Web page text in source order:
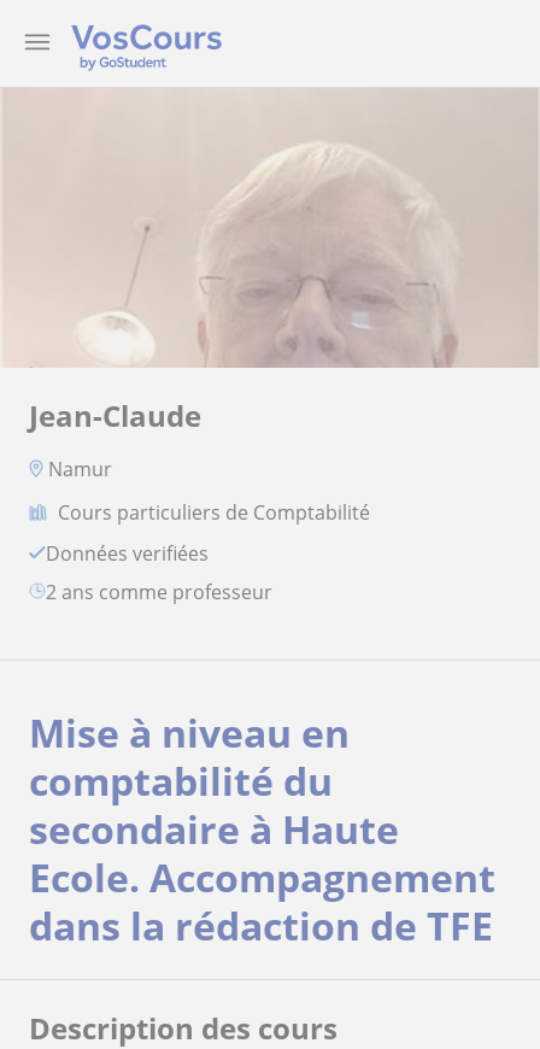
Jean-Claude
Namur
Cours particuliers de Comptabilité
Données verifiées
2 ans comme professeur
Mise à niveau en
comptabilité du
secondaire à Haute
Ecole. Accompagnement
dans la rédaction de TFE
Description des cours